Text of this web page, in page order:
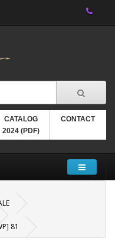
CATALOG
2024 (PDF)
CONTACT
81